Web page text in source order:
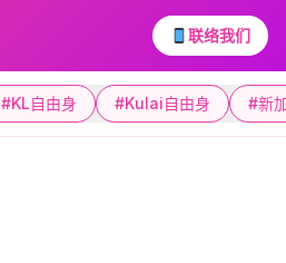
联络我们
#KL自由身 #Kulai自由身 #新